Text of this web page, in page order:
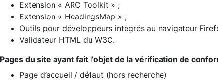
Extension « ARC Toolkit » ;
Extension « HeadingsMap » ;
Outils pour développeurs intégrés au navigateur
Validateur HTML du W3C.
Pages du site ayant fait l’objet de la vérification de
Page d’accueil / défaut (hors recherche)